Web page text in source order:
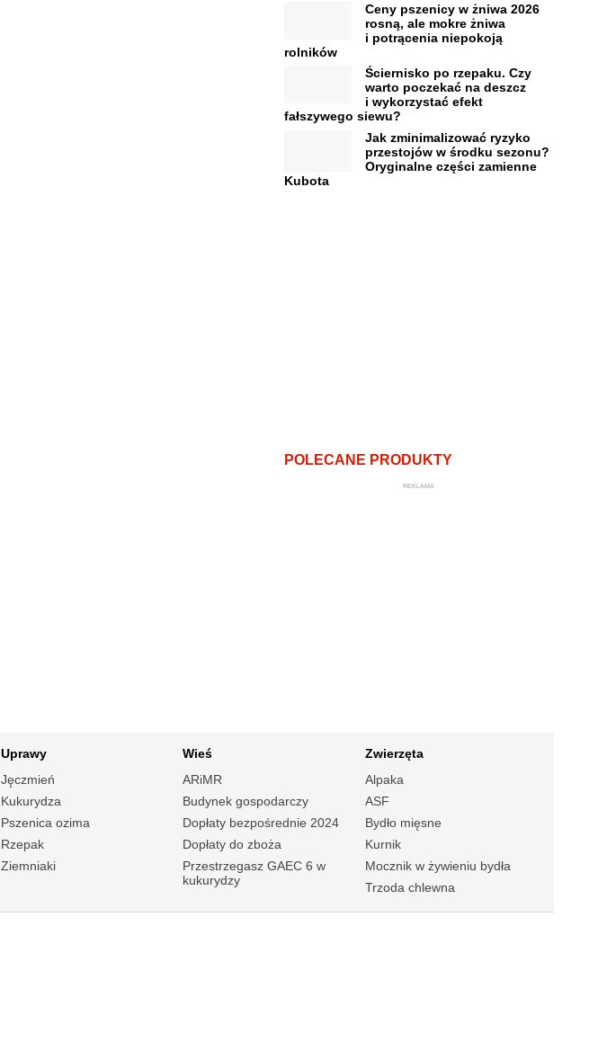
Ceny pszenicy w żniwa 2026
rosną, ale mokre żniwa
i potrącenia niepokoją
rolników
Ściernisko po rzepaku. Czy
warto poczekać na deszcz
i wykorzystać efekt
fałszywego siewu?
Jak zminimalizować ryzyko
przestojów w środku sezonu?
Oryginalne części zamienne
Kubota
POLECANE PRODUKTY
REKLAMA
Uprawy
Jęczmień
Kukurydza
Pszenica ozima
Rzepak
Ziemniaki
Wieś
ARiMR
Budynek gospodarczy
Dopłaty bezpośrednie 2024
Dopłaty do zboża
Przestrzegasz GAEC 6 w
kukurydzy
Zwierzęta
Alpaka
ASF
Bydło mięsne
Kurnik
Mocznik w żywieniu bydła
Trzoda chlewna